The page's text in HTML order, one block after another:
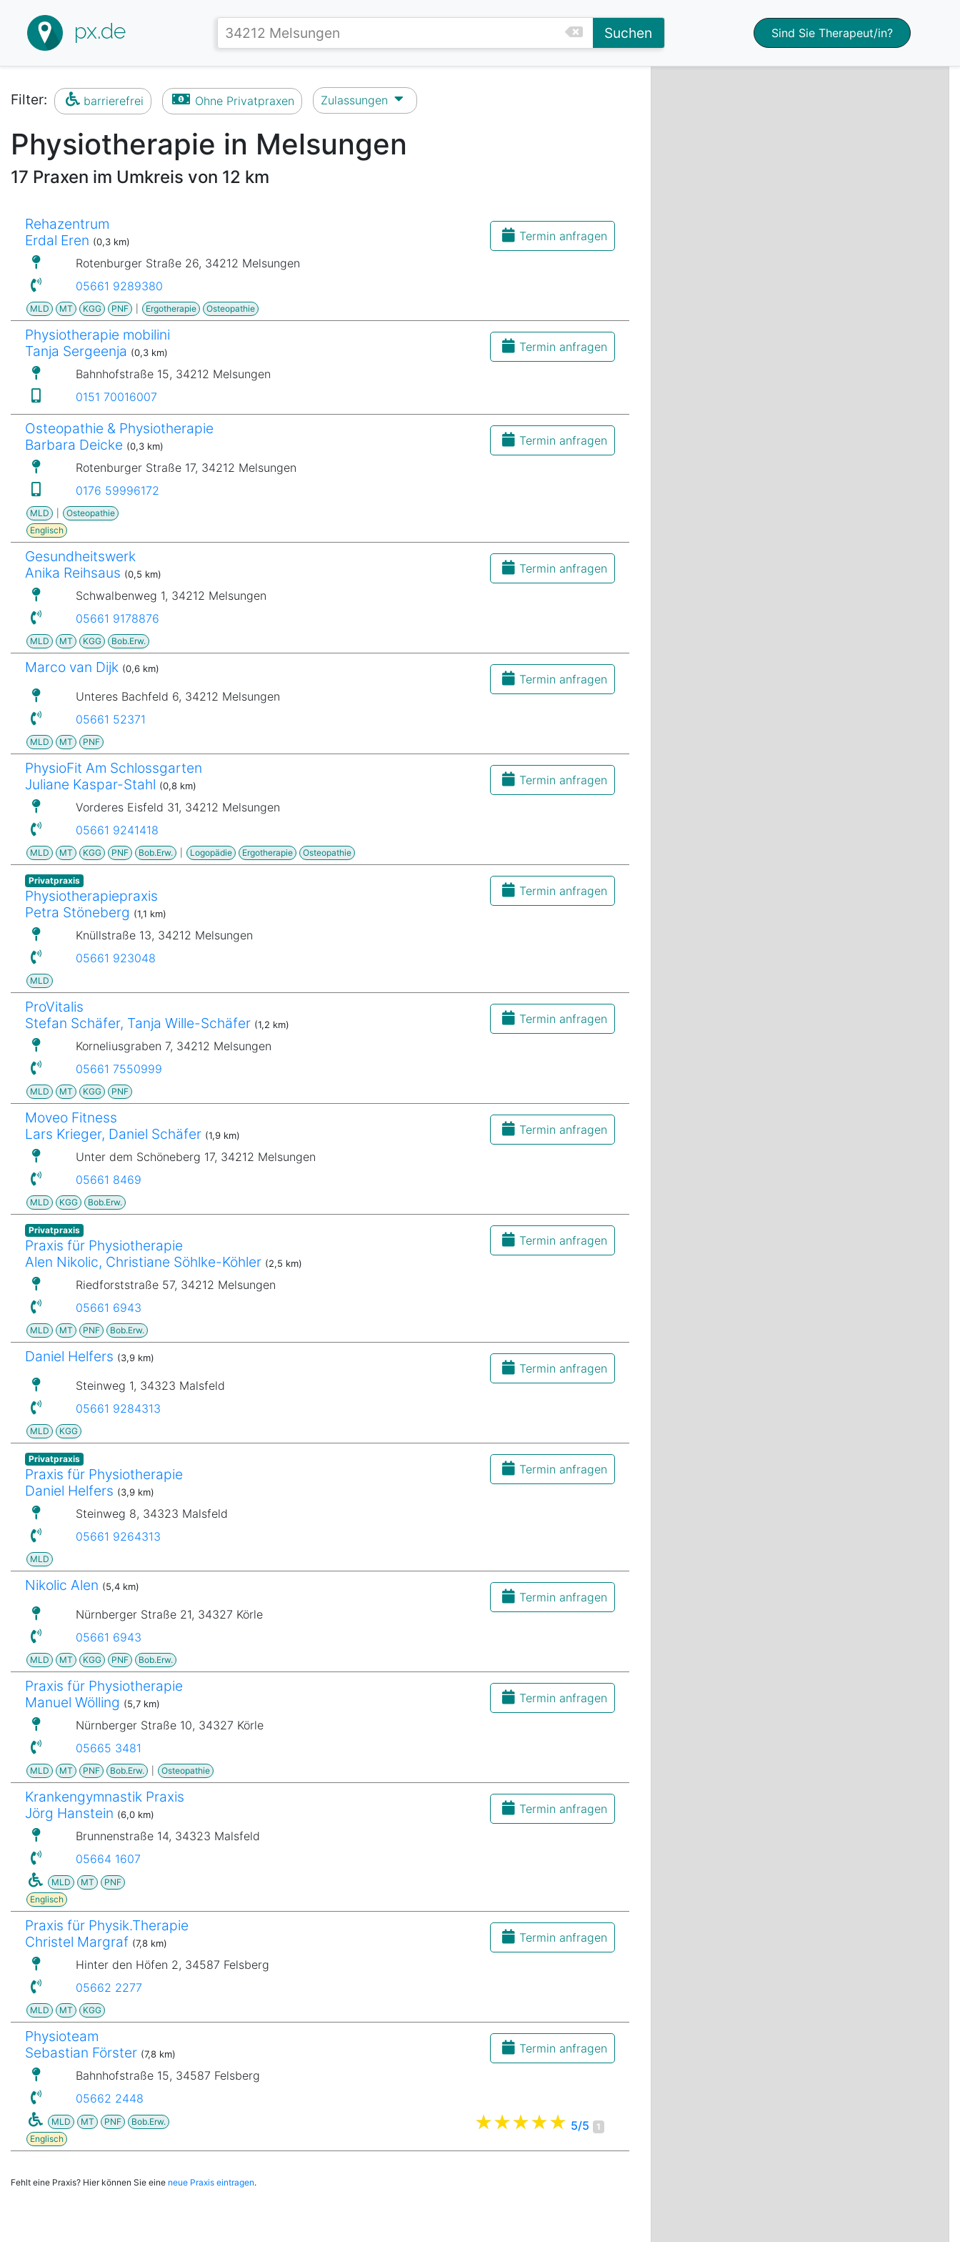
px.de Suchen Sind Sie Therapeut/in?
Filter: barrierefrei Ohne Privatpraxen Zulassungen
Physiotherapie in Melsungen
17 Praxen im Umkreis von 12 km
Rehazentrum
Erdal Eren (0,3 km)
Termin anfragen
Rotenburger Straße 26, 34212 Melsungen
05661 9289380
MLD MT KGG PNF Ergotherapie Osteopathie
Physiotherapie mobilini
Tanja Sergeenja (0,3 km)
Termin anfragen
Bahnhofstraße 15, 34212 Melsungen
0151 70016007
Osteopathie & Physiotherapie
Barbara Deicke (0,3 km)
Termin anfragen
Rotenburger Straße 17, 34212 Melsungen
0176 59996172
MLD
Osteopathie
Englisch
Gesundheitswerk
Anika Reihsaus (0,5 km)
Termin anfragen
Schwalbenweg 1, 34212 Melsungen
05661 9178876
MLD MT KGG Bob.Erw.
Marco van Dijk (0,6 km)
Termin anfragen
Unteres Bachfeld 6, 34212 Melsungen
05661 52371
MLD MT PNF
PhysioFit Am Schlossgarten
Juliane Kaspar-Stahl (0,8 km)
Termin anfragen
Vorderes Eisfeld 31, 34212 Melsungen
05661 9241418
MLD MT KGG PNF Bob.Erw. Logopädie Ergotherapie Osteopathie
Privatpraxis
Physiotherapiepraxis
Petra Stöneberg (1,1 km)
Termin anfragen
Knüllstraße 13, 34212 Melsungen
05661 923048
MLD
ProVitalis
Stefan Schäfer, Tanja Wille-Schäfer (1,2 km)
Termin anfragen
Korneliusgraben 7, 34212 Melsungen
05661 7550999
MLD MT KGG PNF
Moveo Fitness
Lars Krieger, Daniel Schäfer (1,9 km)
Termin anfragen
Unter dem Schöneberg 17, 34212 Melsungen
05661 8469
MLD KGG Bob.Erw.
Privatpraxis
Praxis für Physiotherapie
Alen Nikolic, Christiane Söhlke-Köhler (2,5 km)
Termin anfragen
Riedforststraße 57, 34212 Melsungen
05661 6943
MLD MT PNF Bob.Erw.
Daniel Helfers (3,9 km)
Termin anfragen
Steinweg 1, 34323 Malsfeld
05661 9284313
MLD KGG
Privatpraxis
Praxis für Physiotherapie
Daniel Helfers (3,9 km)
Termin anfragen
Steinweg 8, 34323 Malsfeld
05661 9264313
MLD
Nikolic Alen (5,4 km)
Termin anfragen
Nürnberger Straße 21, 34327 Körle
05661 6943
MLD MT KGG PNF Bob.Erw.
Praxis für Physiotherapie
Manuel Wölling (5,7 km)
Termin anfragen
Nürnberger Straße 10, 34327 Körle
05665 3481
MLD MT PNF Bob.Erw. Osteopathie
Krankengymnastik Praxis
Jörg Hanstein (6,0 km)
Termin anfragen
Brunnenstraße 14, 34323 Malsfeld
05664 1607
MLD MT
PNF
Englisch
Praxis für Physik.Therapie
Christel Margraf (7,8 km)
Termin anfragen
Hinter den Höfen 2, 34587 Felsberg
05662 2277
MLD MT KGG
Physioteam
Sebastian Förster (7,8 km)
Termin anfragen
Bahnhofstraße 15, 34587 Felsberg
05662 2448
MLD MT PNF
Bob.Erw.
Englisch
5/5 1
Fehlt eine Praxis? Hier können Sie eine neue Praxis eintragen.